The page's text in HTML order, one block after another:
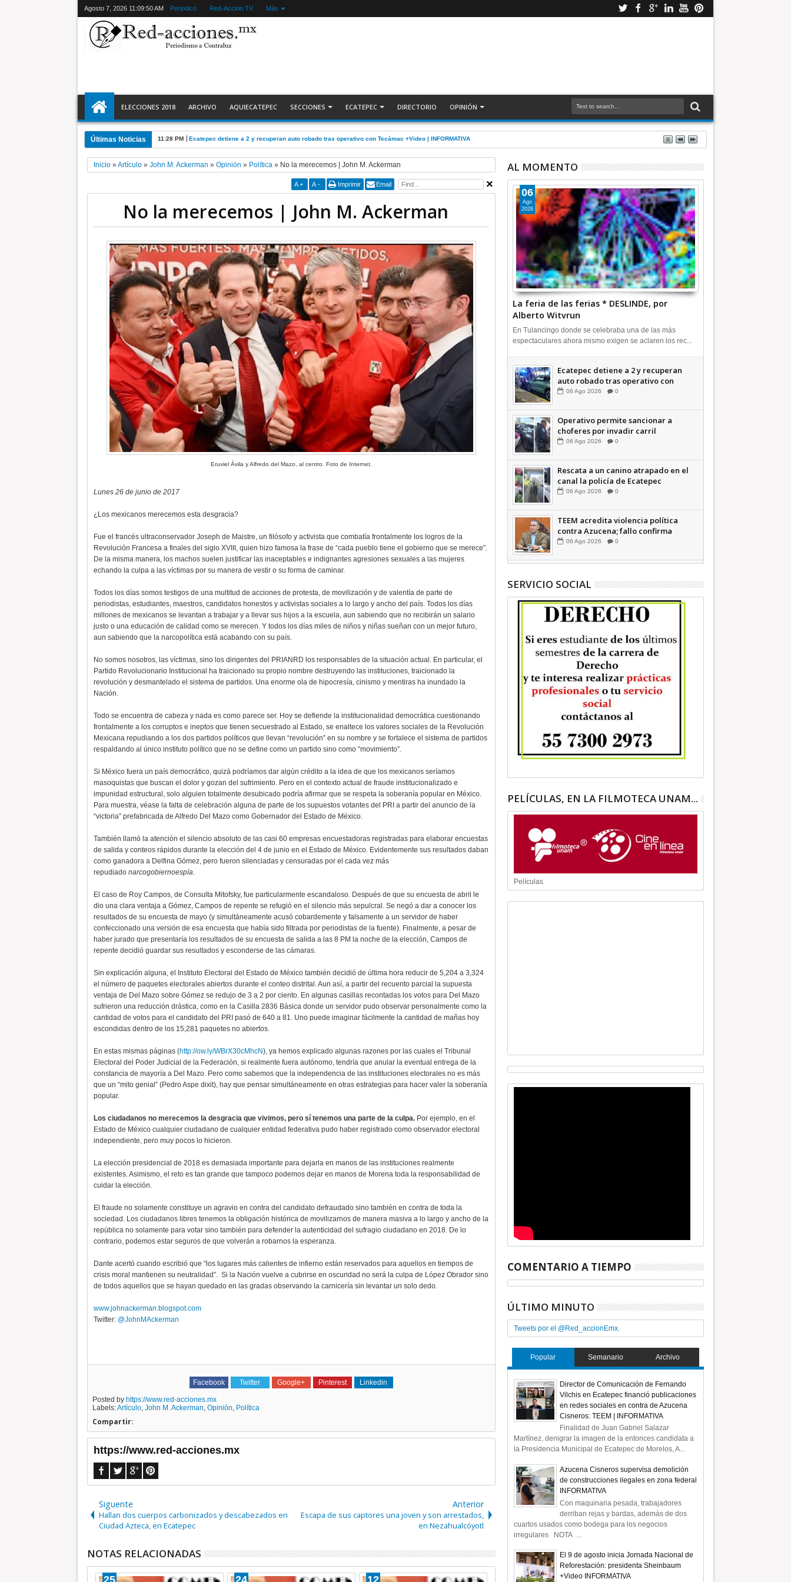
Agosto 7, 2026 11:09:51 AM Periodico Red-Accion TV Más
ELECCIONES 2018 ARCHIVO AQUIECATEPEC SECCIONES ECATEPEC DIRECTORIO OPINIÓN
Últimas Noticias 11:28 PM Ecatepec detiene a 2 y recuperan auto robado tras operativo con Tecámac +Video | INFORMATIVA
Inicio»Artículo» John M. Ackerman » Opinión » Política» No la merecemos | John M. Ackerman
A + A - Imprimir Email
No la merecemos | John M. Ackerman
Eruviel Ávila y Alfredo del Mazo, al centro. Foto de Internet.
Lunes 26 de junio de 2017
¿Los mexicanos merecemos esta desgracia?
Fue el francés ultraconservador Joseph de Maistre, un filósofo y activista que combatía frontalmente los logros de la
Revolución Francesa a finales del siglo XVIII, quien hizo famosa la frase de “cada pueblo tiene el gobierno que se merece”.
De la misma manera, los machos suelen justificar las inaceptables e indignantes agresiones sexuales a las mujeres
echando la culpa a las víctimas por su manera de vestir o su forma de caminar.
Todos los días somos testigos de una multitud de acciones de protesta, de movilización y de valentía de parte de
periodistas, estudiantes, maestros, candidatos honestos y activistas sociales a lo largo y ancho del país. Todos los días
millones de mexicanos se levantan a trabajar y a llevar sus hijos a la escuela, aun sabiendo que no recibirán un salario
justo o una educación de calidad como se merecen. Y todos los días miles de niños y niñas sueñan con un mejor futuro,
aun sabiendo que la narcopolítica está acabando con su país.
No somos nosotros, las víctimas, sino los dirigentes del PRIANRD los responsables de la situación actual. En particular, el
Partido Revolucionario Institucional ha traicionado su propio nombre destruyendo las instituciones, traicionado la
revolución y desmantelado el sistema de partidos. Una enorme ola de hipocresía, cinismo y mentiras ha inundado la
Nación.
Todo se encuentra de cabeza y nada es como parece ser. Hoy se defiende la institucionalidad democrática cuestionando
frontalmente a los corruptos e ineptos que tienen secuestrado al Estado, se enaltece los valores sociales de la Revolución
Mexicana repudiando a los dos partidos políticos que llevan “revolución” en su nombre y se fortalece el sistema de partidos
respaldando al único instituto político que no se define como un partido sino como “movimiento”.
Si México fuera un país democrático, quizá podríamos dar algún crédito a la idea de que los mexicanos seríamos
masoquistas que buscan el dolor y gozan del sufrimiento. Pero en el contexto actual de fraude institucionalizado e
impunidad estructural, solo alguien totalmente desubicado podría afirmar que se respeta la soberanía popular en México.
Para muestra, véase la falta de celebración alguna de parte de los supuestos votantes del PRI a partir del anuncio de la
“victoria” prefabricada de Alfredo Del Mazo como Gobernador del Estado de México.
También llamó la atención el silencio absoluto de las casi 60 empresas encuestadoras registradas para elaborar encuestas
de salida y conteos rápidos durante la elección del 4 de junio en el Estado de México. Evidentemente sus resultados daban
como ganadora a Delfina Gómez, pero fueron silenciadas y censuradas por el cada vez más
repudiado narcogobiernoespía.
El caso de Roy Campos, de Consulta Mitofsky, fue particularmente escandaloso. Después de que su encuesta de abril le
dio una clara ventaja a Gómez, Campos de repente se refugió en el silencio más sepulcral. Se negó a dar a conocer los
resultados de su encuesta de mayo (y simultáneamente acusó cobardemente y falsamente a un servidor de haber
confeccionado una versión de esa encuesta que había sido filtrada por periodistas de la fuente). Finalmente, a pesar de
haber jurado que presentaría los resultados de su encuesta de salida a las 8 PM la noche de la elección, Campos de
repente decidió guardar sus resultados y esconderse de las cámaras.
Sin explicación alguna, el Instituto Electoral del Estado de México también decidió de última hora reducir de 5,204 a 3,324
el número de paquetes electorales abiertos durante el conteo distrital. Aun así, a partir del recuento parcial la supuesta
ventaja de Del Mazo sobre Gómez se redujo de 3 a 2 por ciento. En algunas casillas recontadas los votos para Del Mazo
sufrieron una reducción drástica, como en la Casilla 2836 Básica donde un servidor pudo observar personalmente como la
cantidad de votos para el candidato del PRI pasó de 640 a 81. Uno puede imaginar fácilmente la cantidad de mañas hoy
escondidas dentro de los 15,281 paquetes no abiertos.
En estas mismas páginas (http://ow.ly/WBrX30cMhcN), ya hemos explicado algunas razones por las cuales el Tribunal
Electoral del Poder Judicial de la Federación, si realmente fuera autónomo, tendría que anular la eventual entrega de la
constancia de mayoría a Del Mazo. Pero como sabemos que la independencia de las instituciones electorales no es más
que un “mito genial” (Pedro Aspe dixit), hay que pensar simultáneamente en otras estrategias para hacer valer la soberanía
popular.
Los ciudadanos no merecemos la desgracia que vivimos, pero sí tenemos una parte de la culpa.Por ejemplo, en el
Estado de México cualquier ciudadano de cualquier entidad federativa pudo haber registrado como observador electoral
independiente, pero muy pocos lo hicieron.
La elección presidencial de 2018 es demasiada importante para dejarla en manos de las instituciones realmente
existentes. Asimismo, el reto es tan grande que tampoco podemos dejar en manos de Morena toda la responsabilidad de
cuidar la elección.
El fraude no solamente constituye un agravio en contra del candidato defraudado sino también en contra de toda la
sociedad. Los ciudadanos libres tenemos la obligación histórica de movilizarnos de manera masiva a lo largo y ancho de la
república no solamente para votar sino también para defender la autenticidad del sufragio ciudadano en 2018. De lo
contrario, podemos estar seguros de que volverán a robarnos la esperanza.
Dante acertó cuando escribió que “los lugares más calientes de infierno están reservados para aquellos en tiempos de
crisis moral mantienen su neutralidad”. Si la Nación vuelve a cubrirse en oscuridad no será la culpa de López Obrador sino
de todos aquellos que se hayan quedado en las gradas observando la carnicería sin levantar un solo dedo.
www.johnackerman.blogspot.com
Twitter: @JohnMAckerman
Facebook Twitter Google+ Pinterest Linkedin
Posted by https://www.red-acciones.mx
Labels:Artículo, John M. Ackerman, Opinión, Política
Compartir:
https://www.red-acciones.mx
Siguente
Hallan dos cuerpos carbonizados y descabezados en
Ciudad Azteca, en Ecatepec
Anterior
Escapa de sus captores una joven y son arrestados,
en Nezahualcóyotl
NOTAS RELACIONADAS
22 04 25 12
AL MOMENTO
La feria de las ferias * DESLINDE, por
Alberto Witvrun
06
Ago
2026
En Tulancingo donde se celebraba una de las más
espectaculares ahora mismo exigen se aclaren los rec...
Ecatepec detiene a 2 y recuperan
auto robado tras operativo con
Tecámac +Video | INFORMATIVA
06 Ago 2026 0
Operativo permite sancionar a
choferes por invadir carril
confinado: Ecatepec +Video |
06 Ago 2026 0
Rescata a un canino atrapado en el
canal la policía de Ecatepec
INFORMATIVA
06 Ago 2026 0
TEEM acredita violencia política
contra Azucena; fallo confirma
guerra sucia: Octavio Martínez
06 Ago 2026 0
SERVICIO SOCIAL
PELÍCULAS, EN LA FILMOTECA UNAM...
Películas
COMENTARIO A TIEMPO
ÚLTIMO MINUTO
Tweets por el @Red_accionEmx.
Popular Semanario Archivo
Director de Comunicación de Fernando
Vilchis en Ecatepec financió publicaciones
en redes sociales en contra de Azucena
Cisneros: TEEM | INFORMATIVA
Finalidad de Juan Gabriel Salazar
Martínez, denigrar la imagen de la entonces candidata a
la Presidencia Municipal de Ecatepec de Morelos, A...
Azucena Cisneros supervisa demolición
de construcciones ilegales en zona federal
INFORMATIVA
Con maquinaria pesada, trabajadores
derriban rejas y bardas, además de dos
cuartos usados como bodega para los negocios
irregulares NOTA ...
El 9 de agosto inicia Jornada Nacional de
Reforestación: presidenta Sheinbaum
+Video INFORMATIVA